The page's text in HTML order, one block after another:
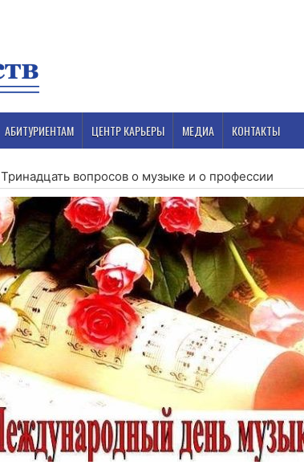
АБИТУРИЕНТАМ ЦЕНТР КАРЬЕРЫ МЕДИА КОНТАКТЫ
Тринадцать вопросов о музыке и о профессии